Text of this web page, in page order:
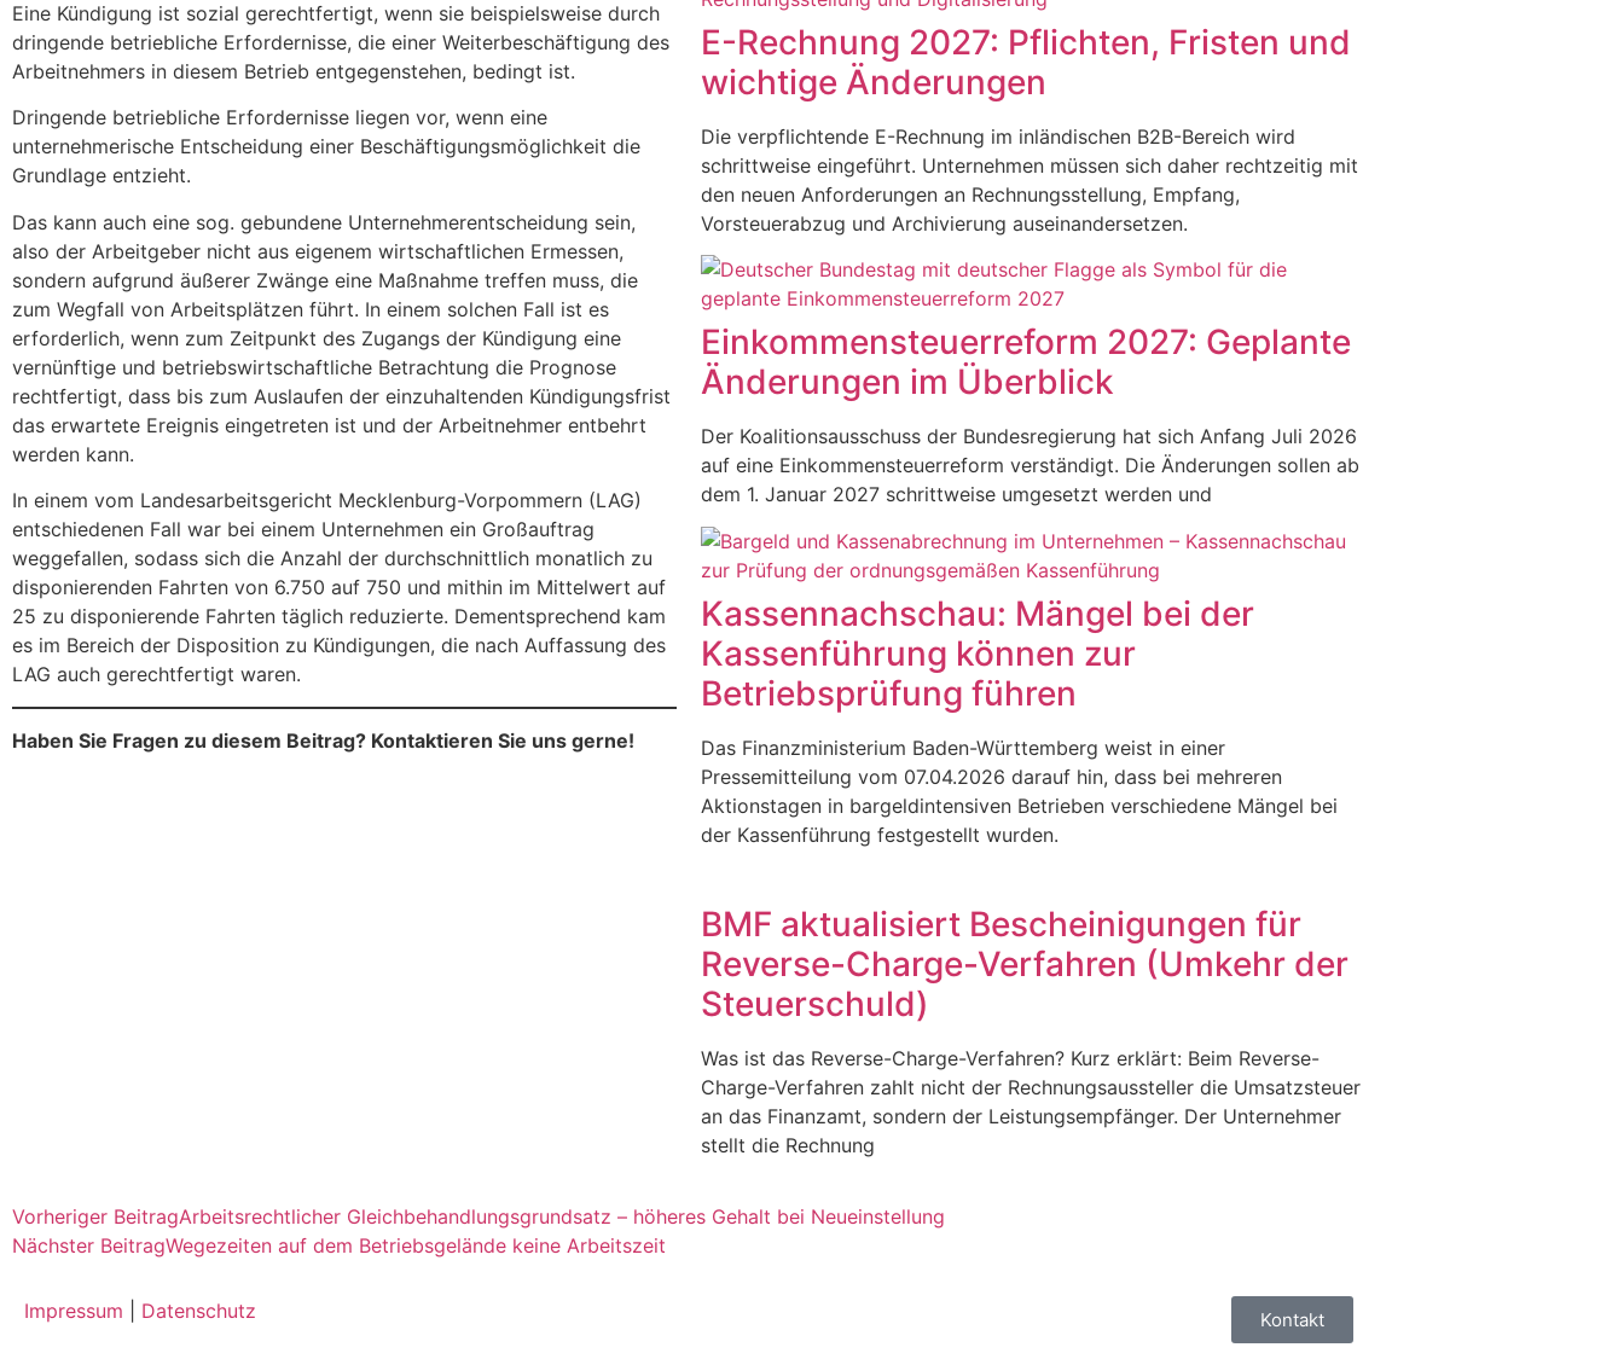
Eine Kündigung ist sozial gerechtfertigt, wenn sie beispielsweise durch
dringende betriebliche Erfordernisse, die einer Weiterbeschäftigung des
Arbeitnehmers in diesem Betrieb entgegenstehen, bedingt ist.
Dringende betriebliche Erfordernisse liegen vor, wenn eine
unternehmerische Entscheidung einer Beschäftigungsmöglichkeit die
Grundlage entzieht.
Das kann auch eine sog. gebundene Unternehmerentscheidung sein,
also der Arbeitgeber nicht aus eigenem wirtschaftlichen Ermessen,
sondern aufgrund äußerer Zwänge eine Maßnahme treffen muss, die
zum Wegfall von Arbeitsplätzen führt. In einem solchen Fall ist es
erforderlich, wenn zum Zeitpunkt des Zugangs der Kündigung eine
vernünftige und betriebswirtschaftliche Betrachtung die Prognose
rechtfertigt, dass bis zum Auslaufen der einzuhaltenden Kündigungsfrist
das erwartete Ereignis eingetreten ist und der Arbeitnehmer entbehrt
werden kann.
In einem vom Landesarbeitsgericht Mecklenburg-Vorpommern (LAG)
entschiedenen Fall war bei einem Unternehmen ein Großauftrag
weggefallen, sodass sich die Anzahl der durchschnittlich monatlich zu
disponierenden Fahrten von 6.750 auf 750 und mithin im Mittelwert auf
25 zu disponierende Fahrten täglich reduzierte. Dementsprechend kam
es im Bereich der Disposition zu Kündigungen, die nach Auffassung des
LAG auch gerechtfertigt waren.
Haben Sie Fragen zu diesem Beitrag? Kontaktieren Sie uns gerne!
E-Rechnung 2027: Pflichten, Fristen und
wichtige Änderungen
Die verpflichtende E-Rechnung im inländischen B2B-Bereich wird
schrittweise eingeführt. Unternehmen müssen sich daher rechtzeitig mit
den neuen Anforderungen an Rechnungsstellung, Empfang,
Vorsteuerabzug und Archivierung auseinandersetzen.
Einkommensteuerreform 2027: Geplante
Änderungen im Überblick
Der Koalitionsausschuss der Bundesregierung hat sich Anfang Juli 2026
auf eine Einkommensteuerreform verständigt. Die Änderungen sollen ab
dem 1. Januar 2027 schrittweise umgesetzt werden und
Kassennachschau: Mängel bei der
Kassenführung können zur
Betriebsprüfung führen
Das Finanzministerium Baden-Württemberg weist in einer
Pressemitteilung vom 07.04.2026 darauf hin, dass bei mehreren
Aktionstagen in bargeldintensiven Betrieben verschiedene Mängel bei
der Kassenführung festgestellt wurden.
BMF aktualisiert Bescheinigungen für
Reverse-Charge-Verfahren (Umkehr der
Steuerschuld)
Was ist das Reverse-Charge-Verfahren? Kurz erklärt: Beim Reverse-
Charge-Verfahren zahlt nicht der Rechnungsaussteller die Umsatzsteuer
an das Finanzamt, sondern der Leistungsempfänger. Der Unternehmer
stellt die Rechnung
Vorheriger BeitragArbeitsrechtlicher Gleichbehandlungsgrundsatz – höheres Gehalt bei Neueinstellung
Nächster BeitragWegezeiten auf dem Betriebsgelände keine Arbeitszeit
Impressum Datenschutz Kontakt